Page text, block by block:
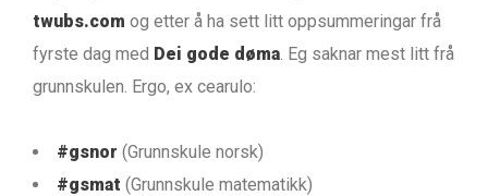
twubs.com og etter å ha sett litt oppsummeringar frå
fyrste dag med Dei gode døma. Eg saknar mest litt frå
grunnskulen. Ergo, ex cearulo:
#gsnor (Grunnskule norsk)
#gsmat (Grunnskule matematikk)